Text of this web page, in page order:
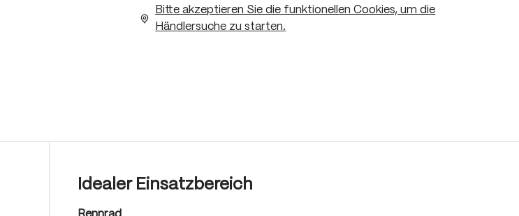
Bitte akzeptieren Sie die funktionellen Cookies, um die
Händlersuche zu starten.
Idealer Einsatzbereich